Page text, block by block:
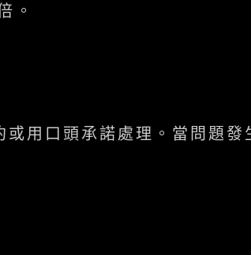
。
用口頭承諾處理。當問題發